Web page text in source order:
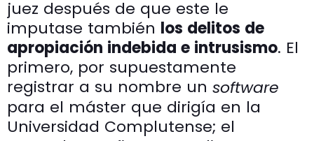
juez después de que este le
imputase también los delitos de
apropiación indebida e intrusismo. El
primero, por supuestamente
registrar a su nombre un software
para el máster que dirigía en la
Universidad Complutense; el